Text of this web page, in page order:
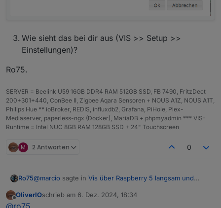
Wie sieht das bei dir aus (VIS >> Setup >>
Einstellungen)?
Ro75.
SERVER = Beelink U59 16GB DDR4 RAM 512GB SSD, FB 7490, FritzDect
200+301+440, ConBee II, Zigbee Aqara Sensoren + NOUS A1Z, NOUS A1T,
Philips Hue ** ioBroker, REDIS, influxdb2, Grafana, PiHole, Plex-
Mediaserver, paperless-ngx (Docker), MariaDB + phpmyadmin *** VIS-
Runtime = Intel NUC 8GB RAM 128GB SSD + 24" Touchscreen
M 2 Antworten 0
Ro75@marcio sagte in Vis über Raspberry 5 langsam und
Offline
OliverIOschrieb am 6. Dez. 2024, 18:34
zuletzt editiert von
@ro75